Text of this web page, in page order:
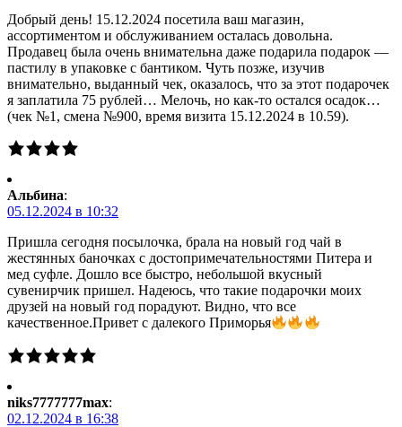
Добрый день! 15.12.2024 посетила ваш магазин,
ассортиментом и обслуживанием осталась довольна.
Продавец была очень внимательна даже подарила подарок —
пастилу в упаковке с бантиком. Чуть позже, изучив
внимательно, выданный чек, оказалось, что за этот подарочек
я заплатила 75 рублей… Мелочь, но как-то остался осадок…
(чек №1, смена №900, время визита 15.12.2024 в 10.59).
Альбина:
05.12.2024 в 10:32
Пришла сегодня посылочка, брала на новый год чай в
жестянных баночках с достопримечательностями Питера и
мед суфле. Дошло все быстро, небольшой вкусный
сувенирчик пришел. Надеюсь, что такие подарочки моих
друзей на новый год порадуют. Видно, что все
качественное.Привет с далекого Приморья
niks7777777max:
02.12.2024 в 16:38